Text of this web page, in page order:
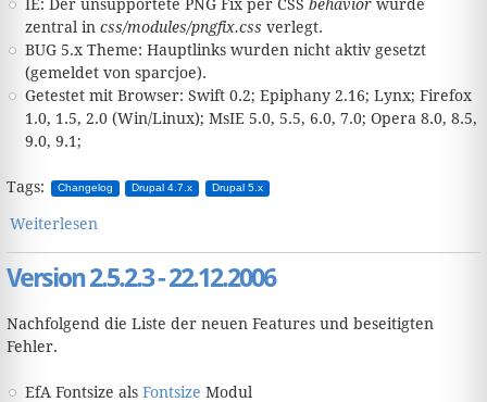
IE: Der unsupportete PNG Fix per CSS behaviorwurde
zentral in css/modules/pngfix.css verlegt.
BUG 5.x Theme: Hauptlinks wurden nicht aktiv gesetzt
(gemeldet von sparcjoe).
Getestet mit Browser: Swift 0.2; Epiphany 2.16; Lynx; Firefox
1.0, 1.5, 2.0 (Win/Linux); MsIE 5.0, 5.5, 6.0, 7.0; Opera 8.0, 8.5,
9.0, 9.1;
Tags: Changelog Drupal 4.7.x Drupal 5.x
Weiterlesen
Version 2.5.2.3 - 22.12.2006
Nachfolgend die Liste der neuen Features und beseitigten
Fehler.
EfA Fontsize als Fontsize Modul